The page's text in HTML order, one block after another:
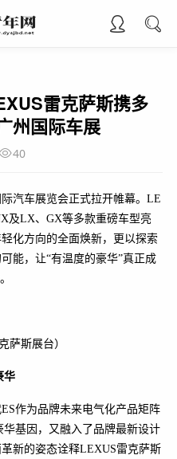
雷克萨斯携多
州国际车展
40
汽车展览会正式拉开帷幕。LE
及LX、GX等多款重磅车型亮
化方向的全面焕新，更以探索
能，让“有温度的豪华”真正成
萨斯展台）
华
作为品牌未来电气化产品矩阵
基因，又融入了品牌最新设计
新的姿态诠释LEXUS雷克萨斯